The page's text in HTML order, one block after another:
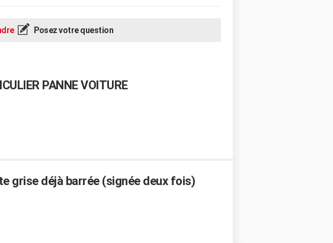
Posez votre question
PANNE VOITURE
grise déjà barrée (signée deux fois)